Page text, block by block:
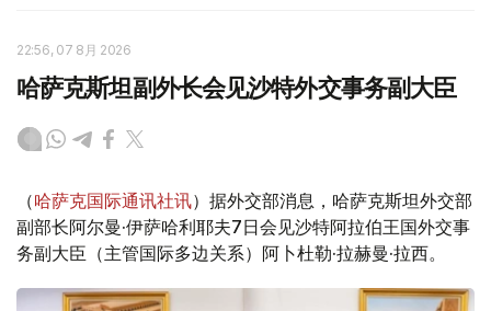
22:56, 07 8月 2026
哈萨克斯坦副外长会见沙特外交事务副大臣
（哈萨克国际通讯社讯）据外交部消息，哈萨克斯坦外交部
副部长阿尔曼·伊萨哈利耶夫7日会见沙特阿拉伯王国外交事
务副大臣（主管国际多边关系）阿卜杜勒·拉赫曼·拉西。